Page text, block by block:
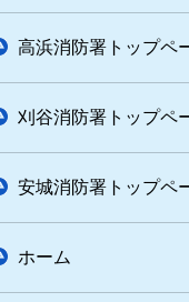
高浜消防署トップペ
刈谷消防署トップペ
安城消防署トップペ
ホーム